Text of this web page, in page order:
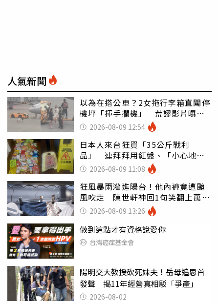
人氣新聞
以為在搭公車？2女拖行李箱直闖停
機坪「揮手攔機」 荒謬影片曝網
傻眼2026-08-09 12:54
日本人來台狂買「35公斤戰利
品」 連拜拜用紅盤、「小心地
滑」告示牌也帶回家
2026-08-09 11:08
狂風暴雨灌進陽台！他內褲竟遭颱
風吹走 陳世軒神回1句笑翻上萬網
友 2026-08-09 13:26
做到這點才有資格說愛你
台灣癌症基金會
陽明交大教授砍死妹夫！岳母追思首
發聲 揭11年經營真相駁「爭產」
2026-08-02